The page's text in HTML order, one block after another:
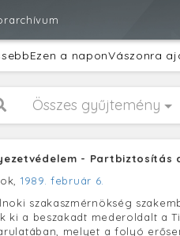
Ezen a naponVászonra
Összes gyűjtemény
- Partbiztosítás
1989. február 6.
szakaszmérnökség
ki a beszakadt mederoldalt a
melyet a folyó